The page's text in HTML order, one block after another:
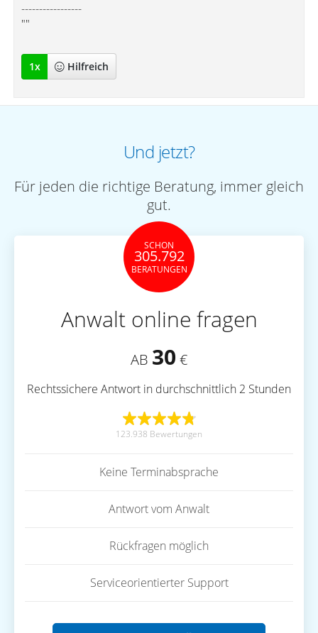
-----------------
""
1x Hilfreich
Und jetzt?
Für jeden die richtige Beratung, immer gleich
gut.
SCHON
305.792
BERATUNGEN
Anwalt online fragen
AB 30 €
Rechtssichere Antwort in durchschnittlich 2 Stunden
123.938 Bewertungen
Keine Terminabsprache
Antwort vom Anwalt
Rückfragen möglich
Serviceorientierter Support